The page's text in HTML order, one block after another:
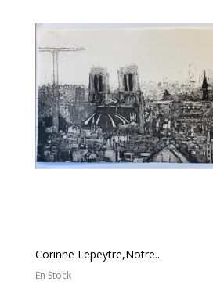
Corinne Lepeytre,Notre...
En Stock